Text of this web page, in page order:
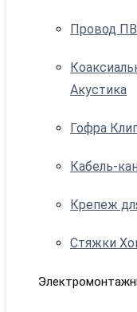
Провод
Акустика
Гофра
Кабель-
Крепеж
Стяжки